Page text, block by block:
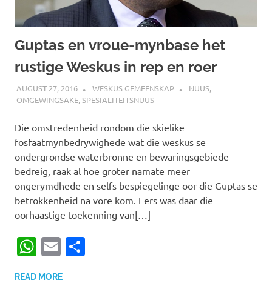
Guptas en vroue-mynbase het
rustige Weskus in rep en roer
AUGUST 27, 2016 WESKUS GEMEENSKAP NUUS,
OMGEWINGSAKE,SPESIALITEITSNUUS
Die omstredenheid rondom die skielike
fosfaatmynbedrywighede wat die weskus se
ondergrondse waterbronne en bewaringsgebiede
bedreig, raak al hoe groter namate meer
ongerymdhede en selfs bespiegelinge oor die Guptas se
betrokkenheid na vore kom. Eers was daar die
oorhaastige toekenning van[…]
WhatsApp
Email
READ MORE